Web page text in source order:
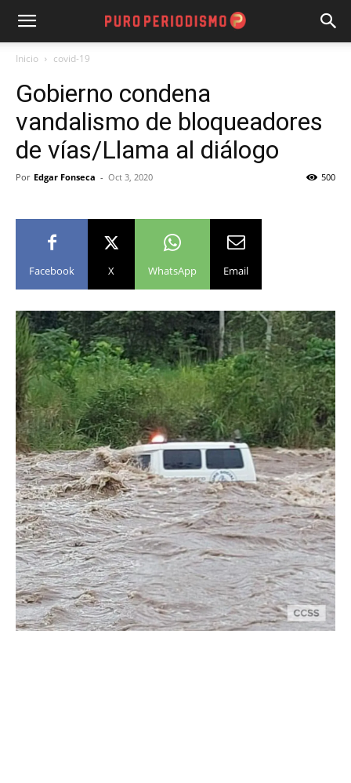
Inicio covid-19
Gobierno condena
vandalismo de bloqueadores
de vías/Llama al diálogo
Por Edgar Fonseca - Oct 3, 2020 500
Facebook X WhatsApp Email